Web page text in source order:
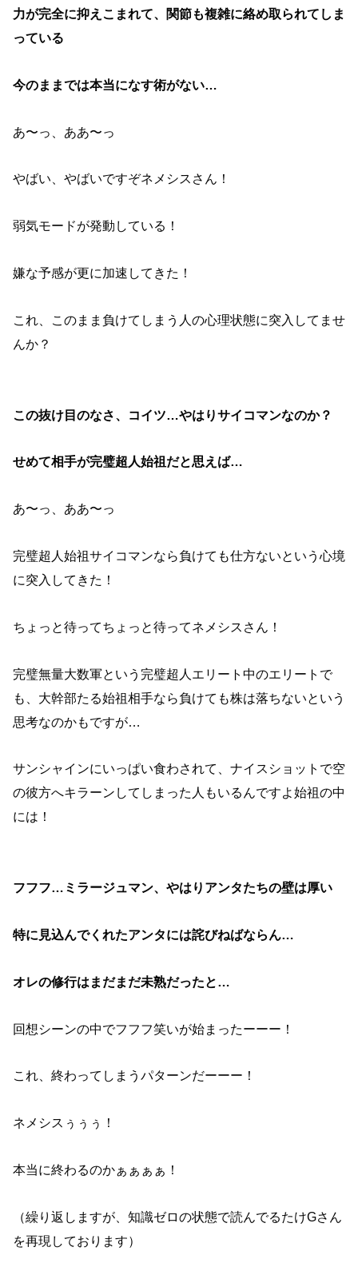
力が完全に抑えこまれて、関節も複雑に絡め取られてしま
っている
今のままでは本当になす術がない…
あ〜っ、ああ〜っ
やばい、やばいですぞネメシスさん！
弱気モードが発動している！
嫌な予感が更に加速してきた！
これ、このまま負けてしまう人の心理状態に突入してませ
んか？
この抜け目のなさ、コイツ…やはりサイコマンなのか？
せめて相手が完璧超人始祖だと思えば…
あ〜っ、ああ〜っ
完璧超人始祖サイコマンなら負けても仕方ないという心境
に突入してきた！
ちょっと待ってちょっと待ってネメシスさん！
完璧無量大数軍という完璧超人エリート中のエリートで
も、大幹部たる始祖相手なら負けても株は落ちないという
思考なのかもですが…
サンシャインにいっぱい食わされて、ナイスショットで空
の彼方へキラーンしてしまった人もいるんですよ始祖の中
には！
フフフ…ミラージュマン、やはりアンタたちの壁は厚い
特に見込んでくれたアンタには詫びねばならん…
オレの修行はまだまだ未熟だったと…
回想シーンの中でフフフ笑いが始まったーーー！
これ、終わってしまうパターンだーーー！
ネメシスぅぅぅ！
本当に終わるのかぁぁぁぁ！
（繰り返しますが、知識ゼロの状態で読んでるたけGさん
を再現しております）